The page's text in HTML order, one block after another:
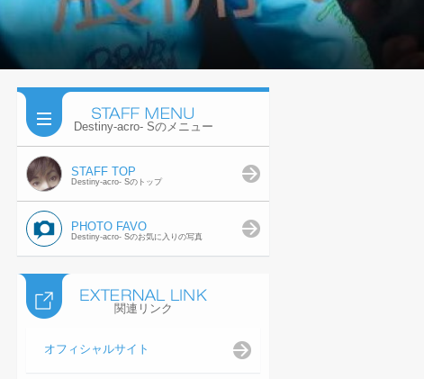
Destiny-acro- Sのメニュー
STAFF TOP
Destiny-acro- Sのトップ
PHOTO FAVO
Destiny-acro- Sのお気に入りの写真
関連リンク
オフィシャルサイト